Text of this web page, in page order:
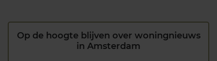
Op de hoogte blijven over woningnieuws
in Amsterdam